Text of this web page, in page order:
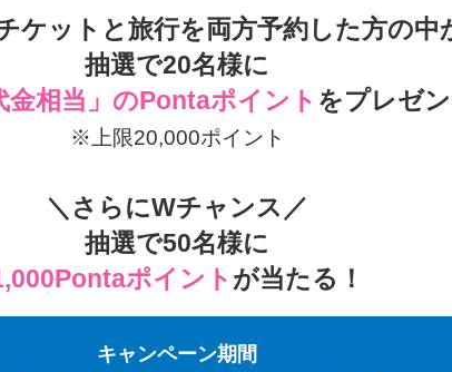
ケットと旅行を両方予約した方の中
抽選で20名様に
金相当」のPontaポイント をプレゼン
※上限20,000ポイント
＼さらにWチャンス／
抽選で50名様に
ポイント が当たる！
キャンペーン期間